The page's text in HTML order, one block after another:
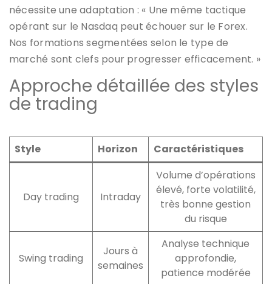
nécessite une adaptation : « Une même tactique
opérant sur le Nasdaq peut échouer sur le Forex.
Nos formations segmentées selon le type de
marché sont clefs pour progresser efficacement. »
Approche détaillée des styles
de trading
Style Horizon Caractéristiques
Day trading Intraday
Volume d’opérations
élevé, forte volatilité,
très bonne gestion
du risque
Swing trading
Jours à
semaines
Analyse technique
approfondie,
patience modérée